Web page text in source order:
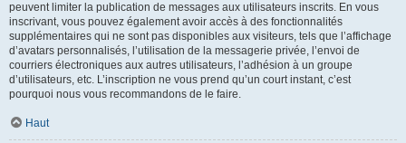
peuvent limiter la publication de messages aux utilisateurs inscrits. En vous
inscrivant, vous pouvez également avoir accès à des fonctionnalités
supplémentaires qui ne sont pas disponibles aux visiteurs, tels que l’affichage
d’avatars personnalisés, l’utilisation de la messagerie privée, l’envoi de
courriers électroniques aux autres utilisateurs, l’adhésion à un groupe
d’utilisateurs, etc. L’inscription ne vous prend qu’un court instant, c’est
pourquoi nous vous recommandons de le faire.
Haut